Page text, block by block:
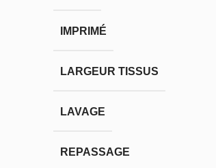
IMPRIMÉ
LARGEUR TISSUS
LAVAGE
REPASSAGE